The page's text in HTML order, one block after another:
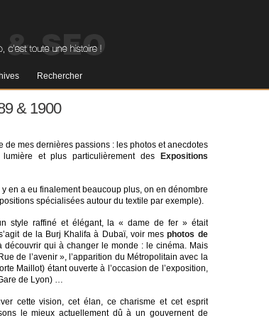
Rechercher
& 1900
de mes dernières passions : les photos et anecdotes
et plus particulièrement des
Expositions
en a eu finalement beaucoup plus, on en dénombre
spécialisées autour du textile par exemple).
style raffiné et élégant, la « dame de fer » était
de la Burj Khalifa à Dubaï, voir mesphotos de
qui à changer le monde : le cinéma. Mais
de l’avenir », l’apparition du Métropolitain avec la
Maillot) étant ouverte à l’occasion de l’exposition,
de Lyon) …
cette vision, cet élan, ce charisme et cet esprit
le mieux actuellement dû à un gouvernent de